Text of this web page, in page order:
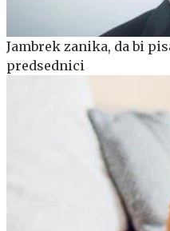
Jambrek zanika, da bi
predsednici